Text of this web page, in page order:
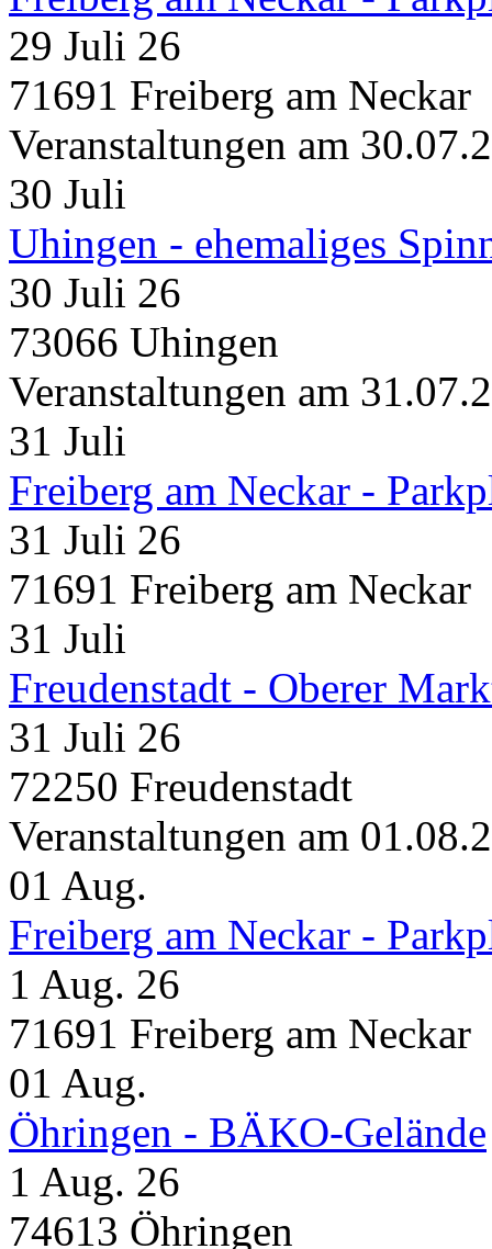
29 Juli 26
71691 Freiberg am Neckar
Veranstaltungen am
30 Juli
Uhingen - ehemaliges
30 Juli 26
73066 Uhingen
Veranstaltungen am
31 Juli
Freiberg am Neckar -
31 Juli 26
71691 Freiberg am Neckar
31 Juli
Freudenstadt - Oberer
31 Juli 26
72250 Freudenstadt
Veranstaltungen am
01 Aug.
Freiberg am Neckar -
1 Aug. 26
71691 Freiberg am Neckar
01 Aug.
Öhringen - BÄKO-Gelände
1 Aug. 26
74613 Öhringen